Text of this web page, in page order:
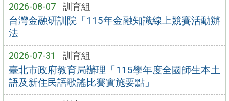
2026-08-07 訓育組
台灣金融研訓院「115年金融知識線上競賽活動辦
法」
2026-07-31 訓育組
臺北市政府教育局辦理「115學年度全國師生本土
語及新住民語歌謠比賽實施要點」